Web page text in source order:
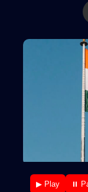
▶ Play ⏸